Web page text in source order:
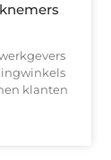
klanten